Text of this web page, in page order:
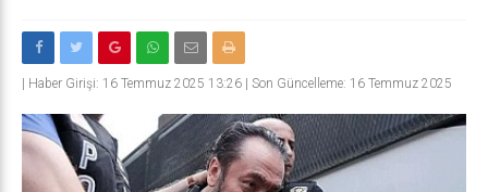
Haber Girişi: 16 Temmuz 2025 13:26 | Son Güncelleme: 16 Temmuz 2025
13:26